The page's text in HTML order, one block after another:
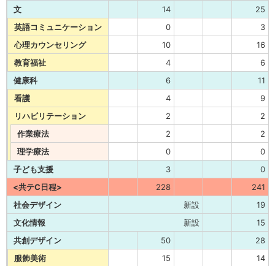
文
14
25
英語コミュニケーション
0
3
心理カウンセリング
10
16
教育福祉
4
6
健康科
6
11
看護
4
9
リハビリテーション
2
2
作業療法
2
2
理学療法
0
0
子ども支援
3
0
<共テC日程>
228
241
社会デザイン
新設
19
文化情報
新設
15
共創デザイン
50
28
服飾美術
15
14